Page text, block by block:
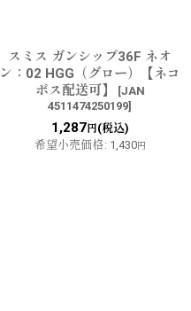
スミス ガンシップ36F ネオ
ン：02 HGG（グロー）【ネコ
ポス配送可】
[JAN
4511474250199]
1,287円(税込)
希望小売価格: 1,430円